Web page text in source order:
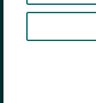
zis kurz erklärt
Mach die Reise
Das sagen unsere
Unterstütze die